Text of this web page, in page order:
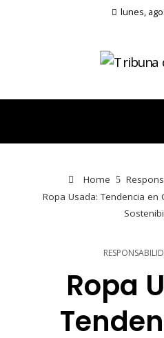
lunes,
Home
Ropa Usada: Tendencia en
Ropa